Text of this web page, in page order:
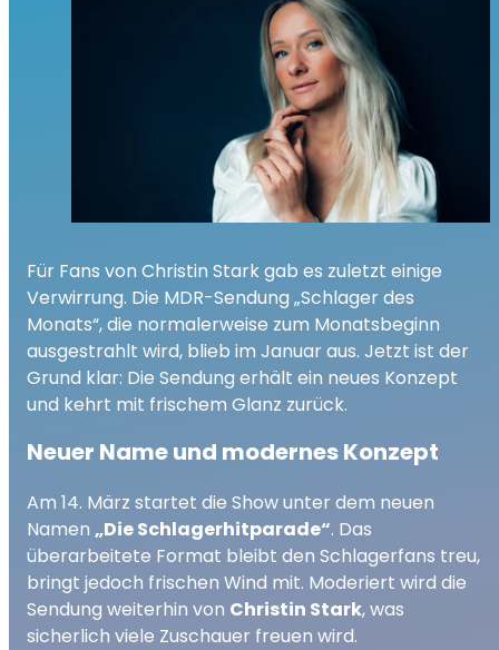
Für Fans von Christin Stark gab es zuletzt einige
Verwirrung. Die MDR-Sendung „Schlager des
Monats“, die normalerweise zum Monatsbeginn
ausgestrahlt wird, blieb im Januar aus. Jetzt ist der
Grund klar: Die Sendung erhält ein neues Konzept
und kehrt mit frischem Glanz zurück.
Neuer Name und modernes Konzept
Am 14. März startet die Show unter dem neuen
Namen „Die Schlagerhitparade“. Das
überarbeitete Format bleibt den Schlagerfans treu,
bringt jedoch frischen Wind mit. Moderiert wird die
Sendung weiterhin von Christin Stark, was
sicherlich viele Zuschauer freuen wird.